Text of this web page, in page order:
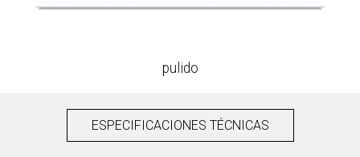
pulido
ESPECIFICACIONES TÉCNICAS